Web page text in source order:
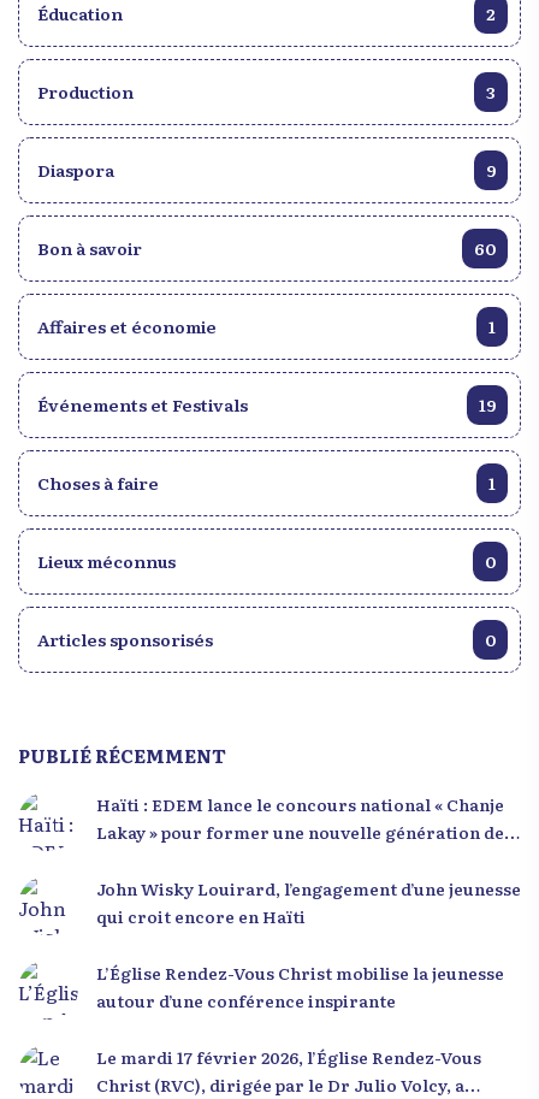
Éducation 2
Production 3
Diaspora 9
Bon à savoir 60
Affaires et économie 1
Événements et Festivals 19
Choses à faire 1
Lieux méconnus 0
Articles sponsorisés 0
PUBLIÉ RÉCEMMENT
Haïti : EDEM lance le concours national « Chanje
Lakay » pour former une nouvelle génération de
John Wisky Louirard, l’engagement d’une jeunesse
qui croit encore en Haïti
L’Église Rendez-Vous Christ mobilise la jeunesse
autour d’une conférence inspirante
Le mardi 17 février 2026, l’Église Rendez-Vous
Christ (RVC), dirigée par le Dr Julio Volcy, a